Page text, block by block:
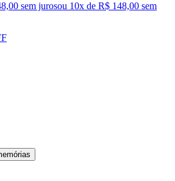
sem jurosou 10x de R$ 148,00 sem